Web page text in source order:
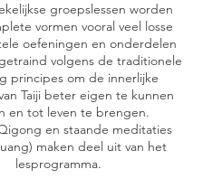
groepslessen worden
vormen vooral veel losse
oefeningen en onderdelen
volgens de traditionele
principes om de innerlijke
Taiji beter eigen te kunnen
en tot leven te brengen.
en staande meditaties
maken deel uit van het
lesprogramma.